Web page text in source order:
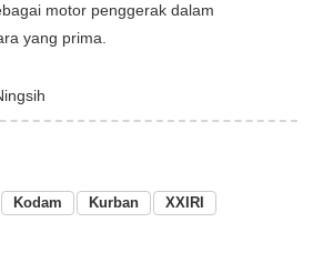
motor penggerak dalam
yang prima.
Kodam Kurban XXIRI